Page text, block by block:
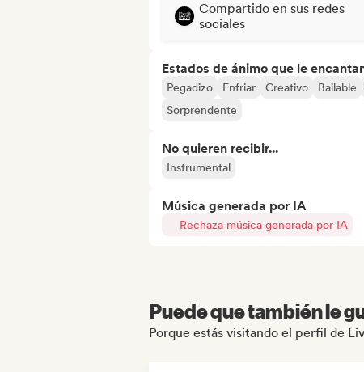
Compartido en sus redes
sociales
Estados de ánimo que le
Pegadizo Enfriar Creativo Bailable
Sorprendente
No quieren recibir...
Instrumental
Música generada por IA
Rechaza música generada por IA
Puede que también le
Porque estás visitando el perfil de